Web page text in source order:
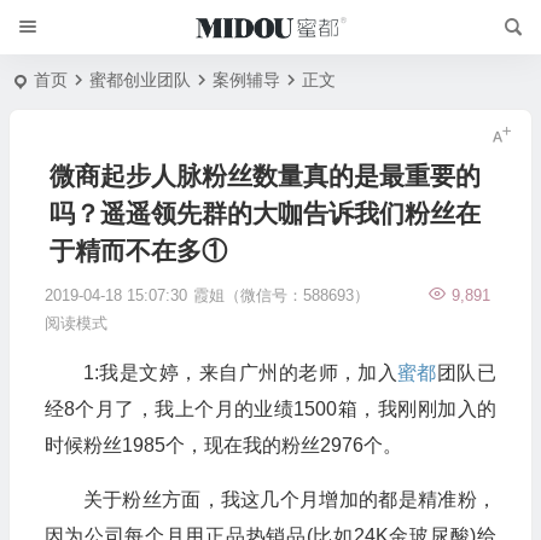
首页 蜜都创业团队 案例辅导 正文
微商起步人脉粉丝数量真的是最重要的
吗？遥遥领先群的大咖告诉我们粉丝在
于精而不在多①
2019-04-18 15:07:30 霞姐（微信号：588693）
9,891
阅读模式
1:我是文婷，来自广州的老师，加入蜜都团队已
经8个月了，我上个月的业绩1500箱，我刚刚加入的
时候粉丝1985个，现在我的粉丝2976个。
关于粉丝方面，我这几个月增加的都是精准粉，
因为公司每个月用正品热销品(比如24K金玻尿酸)给